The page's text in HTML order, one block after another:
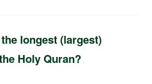
longest (largest)
Holy Quran?